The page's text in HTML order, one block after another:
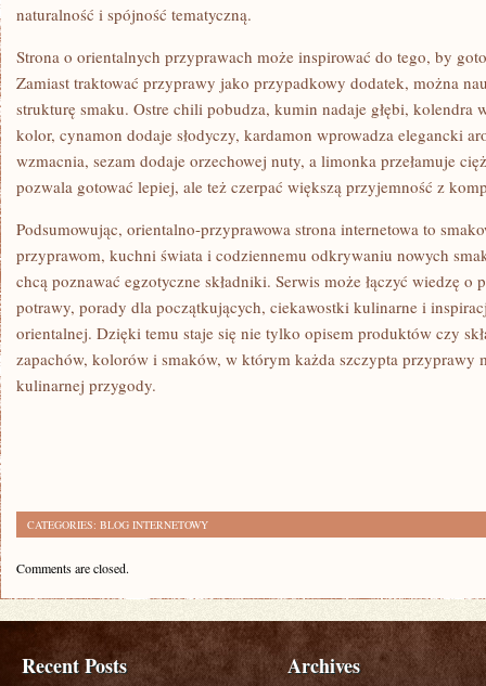
naturalność i spójność tematyczną.
Strona o orientalnych przyprawach może inspirować do tego, by
Zamiast traktować przyprawy jako przypadkowy dodatek, można
strukturę smaku. Ostre chili pobudza, kumin nadaje głębi, kolendra
kolor, cynamon dodaje słodyczy, kardamon wprowadza elegancki
wzmacnia, sezam dodaje orzechowej nuty, a limonka przełamuje
pozwala gotować lepiej, ale też czerpać większą przyjemność z
Podsumowując, orientalno-przyprawowa strona internetowa to
przyprawom, kuchni świata i codziennemu odkrywaniu nowych
chcą poznawać egzotyczne składniki. Serwis może łączyć wiedzę o
potrawy, porady dla początkujących, ciekawostki kulinarne i
orientalnej. Dzięki temu staje się nie tylko opisem produktów czy
zapachów, kolorów i smaków, w którym każda szczypta przyprawy
kulinarnej przygody.
CATEGORIES: BLOG INTERNETOWY
Comments are closed.
Recent Posts Archives